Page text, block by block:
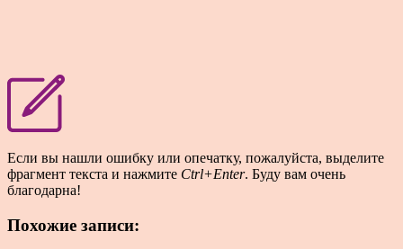
Если вы нашли ошибку или опечатку, пожалуйста, выделите
фрагмент текста и нажмите Ctrl+Enter. Буду вам очень
благодарна!
Похожие записи: